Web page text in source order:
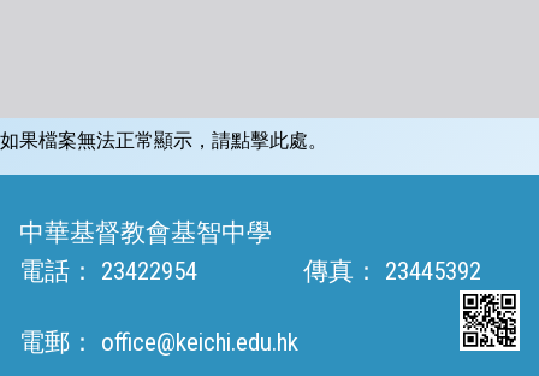
如果檔案無法正常顯示，請點擊此處。
中華基督教會基智中學
電話：
23422954 傳真： 23445392
電郵： office@keichi.edu.hk